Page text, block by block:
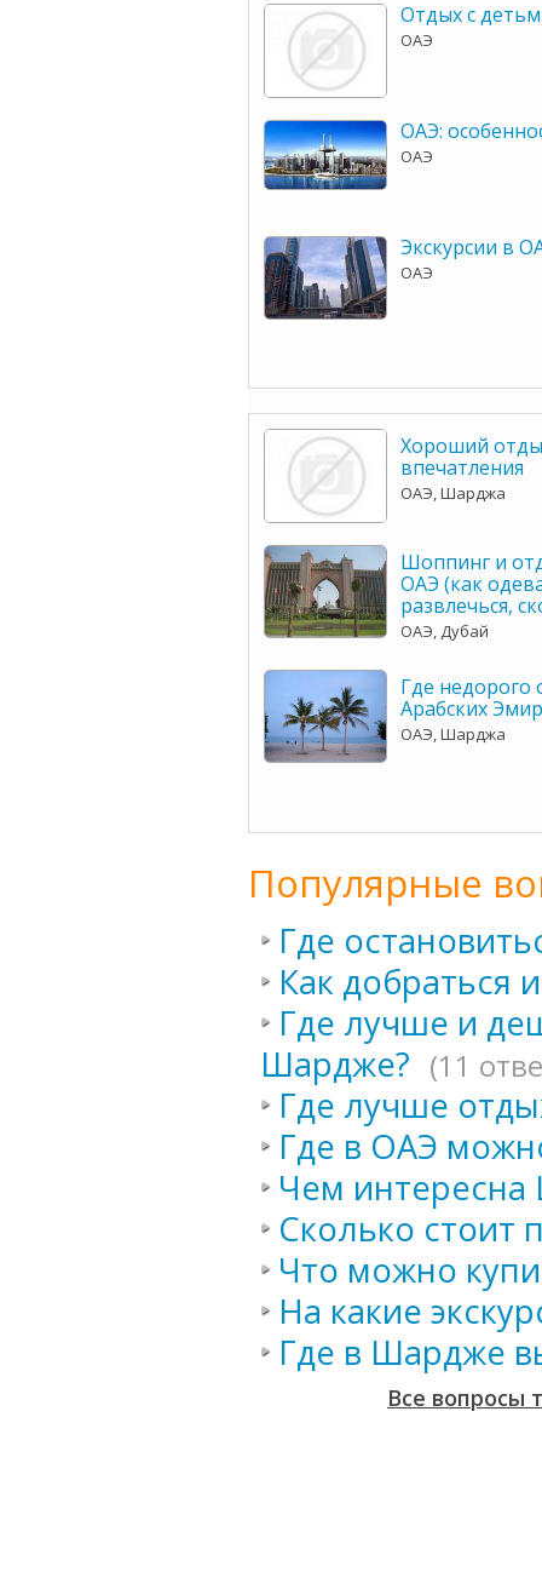
Отдых с
ОАЭ
ОАЭ:
ОАЭ
Экскурсии в
ОАЭ
Хороший
впечатления
ОАЭ, Шарджа
Шоппинг и
ОАЭ (как
развлечься,
ОАЭ, Дубай
Где недорого
Арабских
ОАЭ, Шарджа
Популярные
Где
Как добраться
Где лучше и
Шардже? (11
Где лучше
Где в ОАЭ
Чем
Сколько стоит
Что можно
На какие
Где в Шардже
Все вопросы